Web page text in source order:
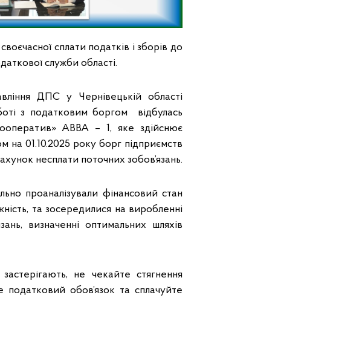
сплати податків і зборів до
служби області.
ДПС у Чернівецькій області
з податковим боргом відбулась
АВВА – 1, яке здійснює
на 01.10.2025 року борг підприємств
несплати поточних зобов’язань.
проаналізували фінансовий стан
та зосередилися на виробленні
визначенні оптимальних шляхів
не чекайте стягнення
обов’язок та сплачуйте